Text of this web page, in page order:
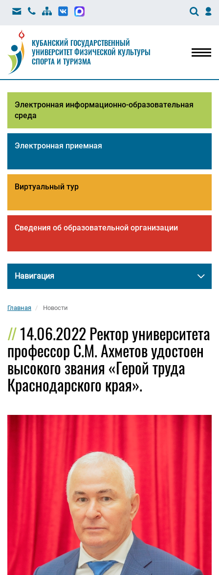
КУБАНСКИЙ ГОСУДАРСТВЕННЫЙ
УНИВЕРСИТЕТ ФИЗИЧЕСКОЙ КУЛЬТУРЫ
СПОРТА И ТУРИЗМА
Электронная информационно-образовательная
среда
Электронная приемная
Виртуальный тур
Сведения об образовательной организации
Навигация
Главная Новости
14.06.2022 Ректор университета
профессор С.М. Ахметов удостоен
высокого звания «Герой труда
Краснодарского края».